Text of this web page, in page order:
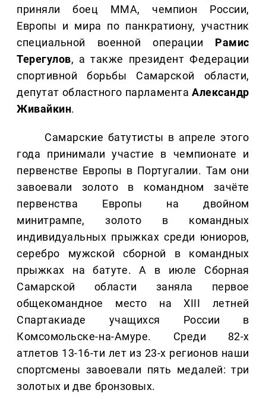
приняли боец ММА, чемпион России,
Европы и мира по панкратиону, участник
специальной военной операции Рамис
Терегулов, а также президент Федерации
спортивной борьбы Самарской области,
депутат областного парламентаАлександр
Живайкин.
Самарские батутисты в апреле этого
года принимали участие в чемпионате и
первенстве Европы в Португалии. Там они
завоевали золото в командном зачёте
первенства Европы на двойном
минитрампе, золото в командных
индивидуальных прыжках среди юниоров,
серебро мужской сборной в командных
прыжках на батуте. А в июле Сборная
Самарской области заняла первое
общекомандное место на XIII летней
Спартакиаде учащихся России в
Комсомольске-на-Амуре. Среди 82-х
атлетов 13-16-ти лет из 23-х регионов наши
спортсмены завоевали пять медалей: три
золотых и две бронзовых.